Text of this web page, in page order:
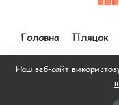
Головна Пляцок
Наш веб-сайт